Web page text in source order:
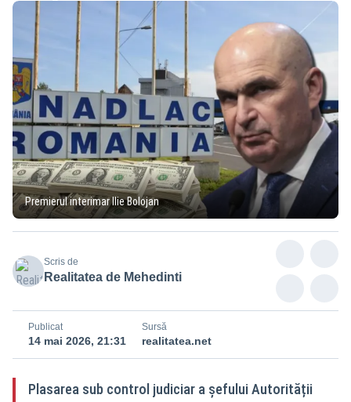
Premierul interimar Ilie Bolojan
Scris de
Realitatea de Mehedinti
Publicat
14 mai 2026, 21:31
Sursă
realitatea.net
Plasarea sub control judiciar a șefului Autorității